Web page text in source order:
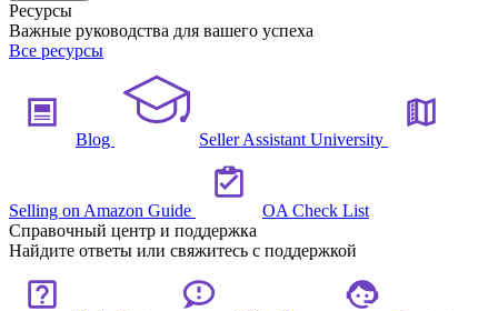
Ресурсы
Важные руководства для вашего успеха
Все ресурсы
Blog Seller Assistant University
Selling on Amazon Guide
OA Check List
Справочный центр и поддержка
Найдите ответы или свяжитесь с поддержкой